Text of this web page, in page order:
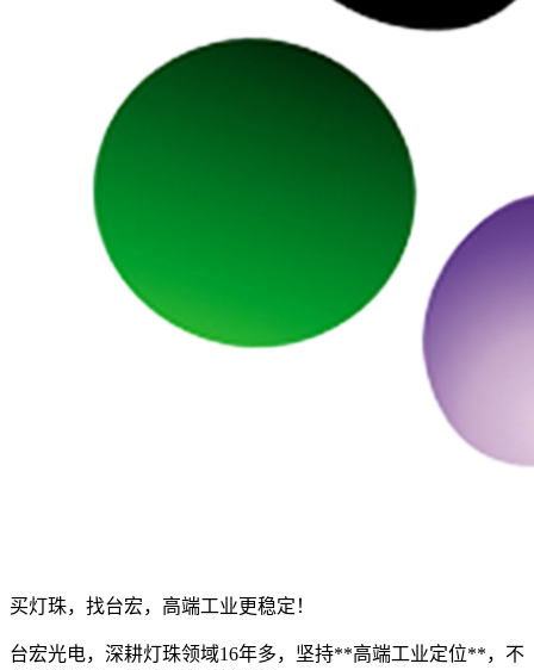
买灯珠，找台宏，高端工业更稳定！
台宏光电，深耕灯珠领域16年多，坚持**高端工业定位**，不